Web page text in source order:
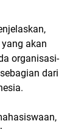
akan
organisasi-
dari